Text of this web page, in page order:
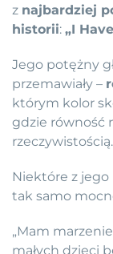
z najbardziej
historii: „I
Jego potężny
przemawiały –
którym kolor
gdzie równość
rzeczywistością.
Niektóre z jego
tak samo
„Mam
małych dzieci